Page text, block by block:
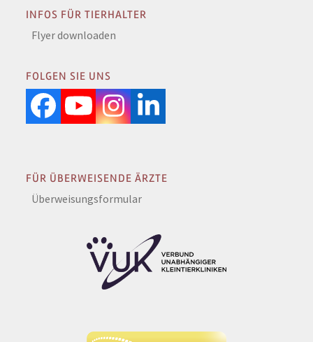
INFOS FÜR TIERHALTER
Flyer downloaden
FOLGEN SIE UNS
Facebook
YouTube
Instagram
LinkedIn
FÜR ÜBERWEISENDE ÄRZTE
Überweisungsformular